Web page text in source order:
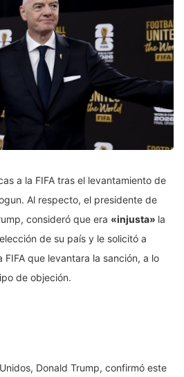
a la FIFA tras el levantamiento de
Al respecto, el presidente de
consideró que era «injusta» la
de su país y le solicitó a
que levantara la sanción, a lo
de objeción.
Donald Trump, confirmó este